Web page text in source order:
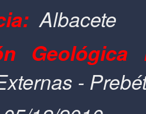
Albacete
-